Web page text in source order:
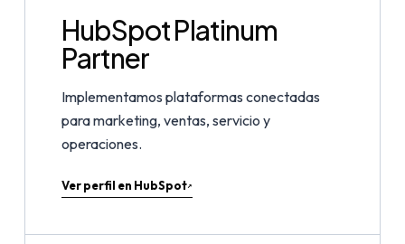
HubSpot Platinum
Partner
Implementamos plataformas conectadas
para marketing, ventas, servicio y
operaciones.
Ver perfil en HubSpot↗